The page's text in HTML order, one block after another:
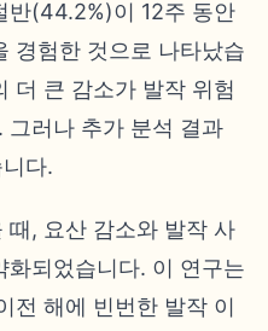
반(44.2%)이 12주 동안
경험한 것으로 나타났습
더 큰 감소가 발작 위험
그러나 추가 분석 결과
다.
때, 요산 감소와 발작 사
되었습니다. 이 연구는
전 해에 빈번한 발작 이